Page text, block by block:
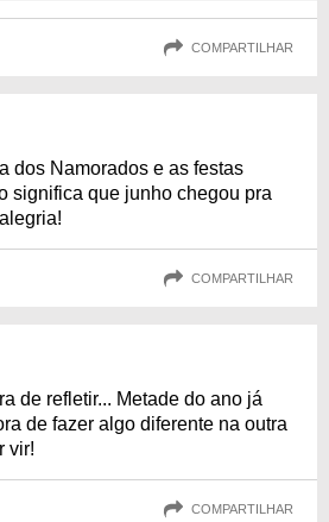
COMPARTILHAR
dos Namorados e as festas
significa que junho chegou pra
COMPARTILHAR
de refletir... Metade do ano já
de fazer algo diferente na outra
vir!
COMPARTILHAR